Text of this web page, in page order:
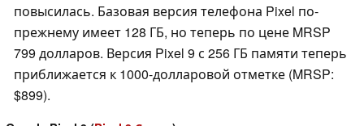
повысилась. Базовая версия телефона Pixel по-
прежнему имеет 128 ГБ, но теперь по цене MRSP
799 долларов. Версия Pixel 9 с 256 ГБ памяти теперь
приближается к 1000-долларовой отметке (MRSP:
$899).